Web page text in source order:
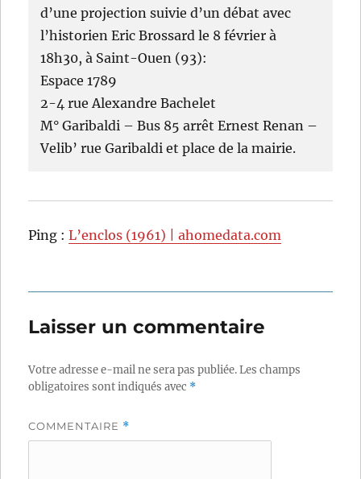
d’une projection suivie d’un débat avec
l’historien Eric Brossard le 8 février à
18h30, à Saint-Ouen (93):
Espace 1789
2-4 rue Alexandre Bachelet
M° Garibaldi – Bus 85 arrêt Ernest Renan –
Velib’ rue Garibaldi et place de la mairie.
Ping :L’enclos (1961) | ahomedata.com
Laisser un commentaire
Votre adresse e-mail ne sera pas publiée.Les champs
obligatoires sont indiqués avec *
COMMENTAIRE *